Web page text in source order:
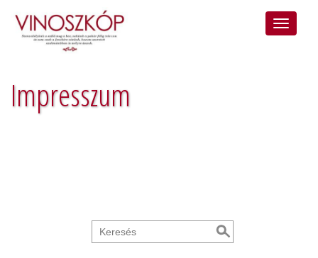
Impresszum